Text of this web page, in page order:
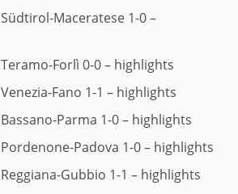
Südtirol-Maceratese 1-0 –
Teramo-Forlì 0-0 – highlights
Venezia-Fano 1-1 – highlights
Bassano-Parma 1-0 – highlights
Pordenone-Padova 1-0 – highlights
Reggiana-Gubbio 1-1 – highlights